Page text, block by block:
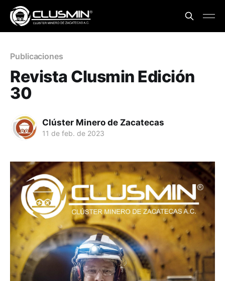
Publicaciones
Revista Clusmin Edición
30
Clúster Minero de Zacatecas
11 de feb. de 2023